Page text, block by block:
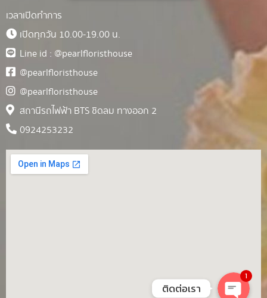
เวลาเปิดทำการ
เปิดทุกวัน 10.00-19.00 น.
Line id : @pearlfloristhouse
@pearlfloristhouse
@pearlfloristhouse
สถานีรถไฟฟ้า BTS ชิดลม ทางออก 2
0924253232
1
ติดต่อเรา